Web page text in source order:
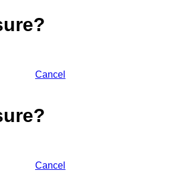
Cancel
Cancel